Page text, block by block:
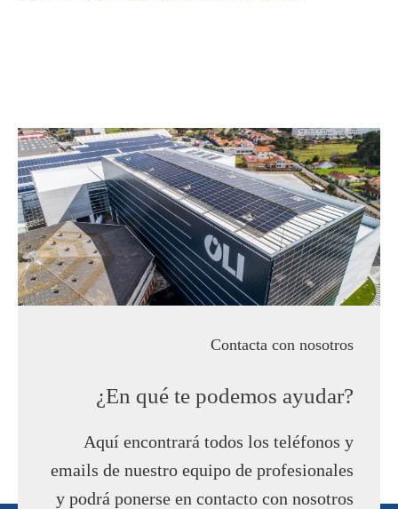
Contacta con nosotros
¿En qué te podemos ayudar?
Aquí encontrará todos los teléfonos y
emails de nuestro equipo de profesionales
y podrá ponerse en contacto con nosotros